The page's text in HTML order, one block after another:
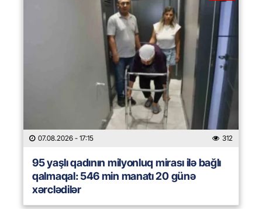
07.08.2026 - 17:15 312
95 yaşlı qadının milyonluq mirası ilə bağlı
qalmaqal: 546 min manatı 20 günə
xərclədilər